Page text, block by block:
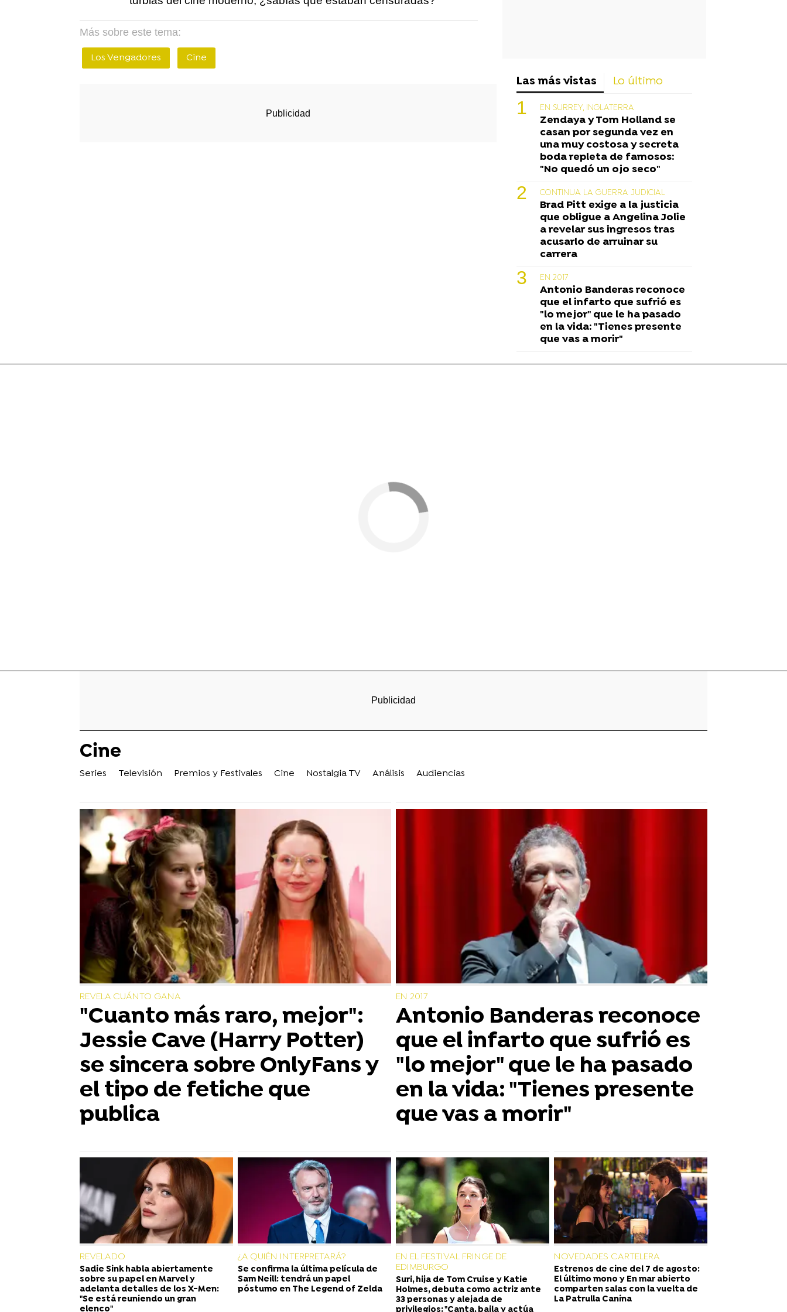
Más sobre este tema:
Los Vengadores Cine
Las más vistas Lo último
EN SURREY, INGLATERRA
Zendaya y Tom Holland se
casan por segunda vez en
una muy costosa y secreta
boda repleta de famosos:
"No quedó un ojo seco"
CONTINUA LA GUERRA JUDICIAL
Brad Pitt exige a la justicia
que obligue a Angelina Jolie
a revelar sus ingresos tras
acusarlo de arruinar su
carrera
EN 2017
Antonio Banderas reconoce
que el infarto que sufrió es
"lo mejor" que le ha pasado
en la vida: "Tienes presente
que vas a morir"
Cine
Series Televisión Premios y Festivales Cine Nostalgia TV Análisis Audiencias
REVELA CUÁNTO GANA
"Cuanto más raro, mejor":
Jessie Cave (Harry Potter)
se sincera sobre OnlyFans y
el tipo de fetiche que
publica
EN 2017
Antonio Banderas reconoce
que el infarto que sufrió es
"lo mejor" que le ha pasado
en la vida: "Tienes presente
que vas a morir"
REVELADO
Sadie Sink habla abiertamente
sobre su papel en Marvel y
adelanta detalles de los X-Men:
"Se está reuniendo un gran
elenco"
¿A QUIÉN INTERPRETARÁ?
Se confirma la última película de
Sam Neill: tendrá un papel
póstumo en The Legend of Zelda
EN EL FESTIVAL FRINGE DE
EDIMBURGO
Suri, hija de Tom Cruise y Katie
Holmes, debuta como actriz ante
33 personas y alejada de
NOVEDADES CARTELERA
Estrenos de cine del 7 de agosto:
El último mono y En mar abierto
comparten salas con la vuelta de
La Patrulla Canina